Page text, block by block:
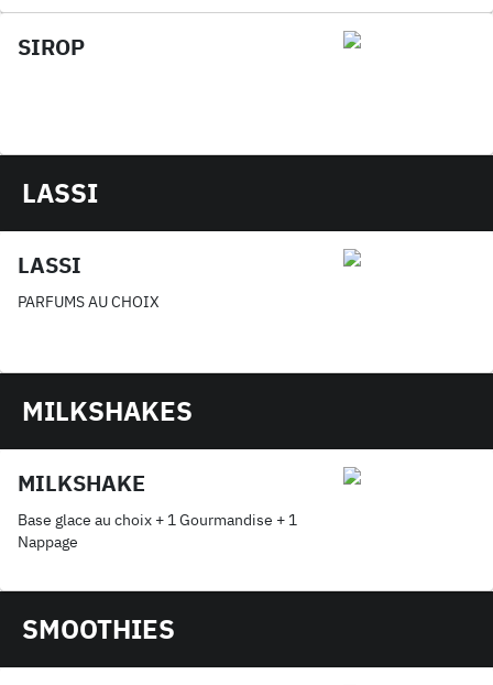
SIROP
LASSI
LASSI
PARFUMS AU CHOIX
MILKSHAKES
MILKSHAKE
Base glace au choix + 1 Gourmandise + 1
Nappage
SMOOTHIES